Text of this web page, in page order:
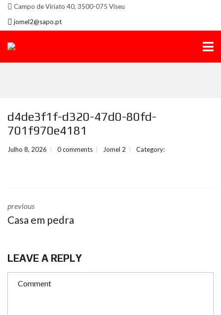
Campo de Viriato 40, 3500-075 Viseu
jomel2@sapo.pt
d4de3f1f-d320-47d0-80fd-
701f970e4181
Julho 8, 2026 0 comments Jomel 2 Category:
previous
Casa em pedra
LEAVE A REPLY